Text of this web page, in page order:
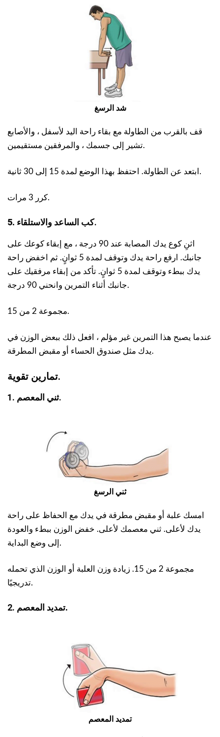
شد الرسغ
قف بالقرب من الطاولة مع بقاء راحة اليد لأسفل ، والأصابع
تشير إلى جسمك ، والمرفقين مستقيمين.
ابتعد عن الطاولة. احتفظ بهذا الوضع لمدة 15 إلى 30 ثانية.
كرر 3 مرات.
5. كب الساعد والاستلقاء.
اثنِ كوع يدك المصابة عند 90 درجة ، مع إبقاء كوعك على
جانبك. ارفع راحة يدك وتوقف لمدة 5 ثوانٍ. ثم اخفض راحة
يدك ببطء وتوقف لمدة 5 ثوانٍ. تأكد من إبقاء مرفقيك على
جانبك أثناء التمرين وانحني 90 درجة.
مجموعة 2 من 15.
عندما يصبح هذا التمرين غير مؤلم ، افعل ذلك ببعض الوزن في
يدك مثل صندوق الحساء أو مقبض المطرقة.
تمارين تقوية.
1. ثني المعصم.
ثني الرسغ
امسك علبة أو مقبض مطرقة في يدك مع الحفاظ على راحة
يدك لأعلى. ثني معصمك لأعلى. خفض الوزن ببطء والعودة
إلى وضع البداية.
مجموعة 2 من 15. زيادة وزن العلبة أو الوزن الذي تحمله
تدريجيًا.
2. تمديد المعصم.
تمديد المعصم